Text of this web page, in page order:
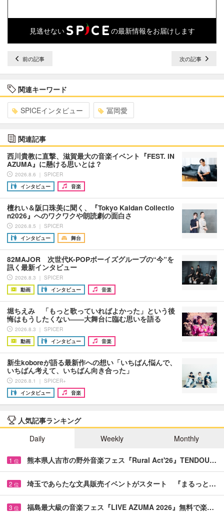
見逃せない の最新情報をお届けします
前の記事 次の記事
関連キーワード
SPICEインタビュー 冨岡愛
関連記事
西川貴教に直撃、滋賀最大の音楽イベント『FEST. IN
AZUMA』に懸ける思いとは？
2026.8.6 ｜ SPICER
インタビュー
音楽
檀れい＆阪口珠美に聞く、『Tokyo Kaidan Collectio
n2026』へのワクワクや朗読劇の面白さ
2026.8.5 ｜ SPICER
インタビュー
舞台
82MAJOR 次世代K-POPボーイズグループの“今”を
訊く最新インタビュー
2026.8.3 ｜ SPICER
動画
インタビュー 音楽
堀ちえみ 「もっと歌っていればよかった」という後
悔はもうしたくない――大舞台に臨む思いを語る
2026.8.3 ｜ SPICER
動画
インタビュー 音楽
新生koboreが語る最新作への想い「いちばん悩んで、
いちばん考えて、いちばん向き合った」
2026.8.1 ｜ SPICER+
インタビュー
音楽
人気記事ランキング
Daily
Weekly Monthly
1 位 熊本県人吉市の野外音楽フェス『Rural Act'26』TENDOU…
2 位 埼玉であらたな文具販売イベントがスタート 『まるっと…
3 位 福島最大級の音楽フェス『LIVE AZUMA 2026』無料で楽…